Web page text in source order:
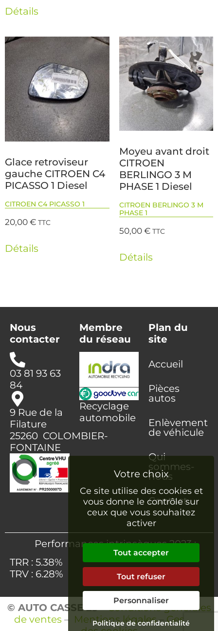
Détails
Glace retroviseur
gauche CITROEN C4
PICASSO 1 Diesel
CITROEN C4 PICASSO 1
20,00€ TTC
Détails
Moyeu avant droit
CITROEN
BERLINGO 3 M
PHASE 1 Diesel
CITROEN BERLINGO 3 M
PHASE 1
50,00€ TTC
Détails
Nous
contacter
03 81 93 63
84
9 Rue de la
Filature
25260 COLOMBIER-
FONTAINE
Membre
du réseau
Recyclage
automobile
Plan du
site
Accueil
Pièces
autos
Enlèvement
de véhicule
Qui
sommes-
nous
Contact
Performances intrinsèques 2023 :
TRR : 5.38%
TRV : 6.28%
© AUTO CASSE 25–Conditions générales
de ventes – Mentions légales–Gestion
Ce site utilise des cookies et
vous donne le contrôle sur
ceux que vous souhaitez
activer
Tout accepter
Tout refuser
Personnaliser
Politique de confidentialité